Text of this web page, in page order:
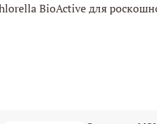
BioActive для